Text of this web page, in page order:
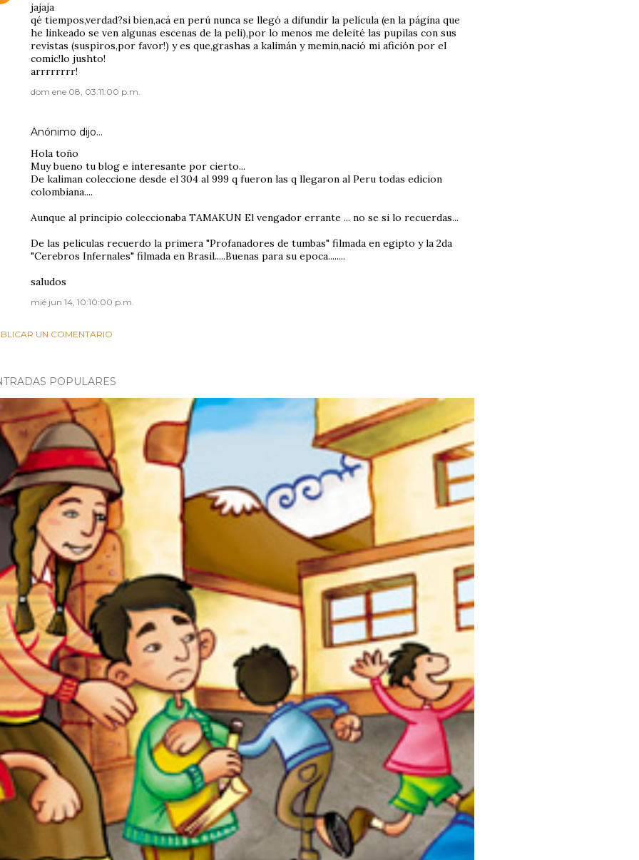
jajaja
qé tiempos,verdad?si bien,acá en perú nunca se llegó a difundir la película (en la página que
he linkeado se ven algunas escenas de la peli),por lo menos me deleité las pupilas con sus
revistas (suspiros,por favor!) y es que,grashas a kalimán y memín,nació mi afición por el
comic!lo jushto!
arrrrrrrr!
dom ene 08, 03:11:00 p.m.
Anónimo dijo…
Hola toño
Muy bueno tu blog e interesante por cierto...
De kaliman coleccione desde el 304 al 999 q fueron las q llegaron al Peru todas edicion
colombiana....
Aunque al principio coleccionaba TAMAKUN El vengador errante ... no se si lo recuerdas...
De las peliculas recuerdo la primera "Profanadores de tumbas" filmada en egipto y la 2da
"Cerebros Infernales" filmada en Brasil.....Buenas para su epoca........
saludos
mié jun 14, 10:10:00 p.m.
UN COMENTARIO
POPULARES